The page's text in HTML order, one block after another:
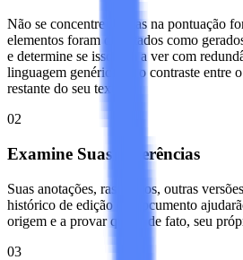
Não se concentre apenas na pontuação
elementos foram detectados como
e determine se isso tem a ver com
linguagem genérica ou o contraste entre
restante do seu texto.
02
Examine Suas Referências
Suas anotações, rascunhos, outras
histórico de edição do documento
origem e a provar que é, de fato, seu
03